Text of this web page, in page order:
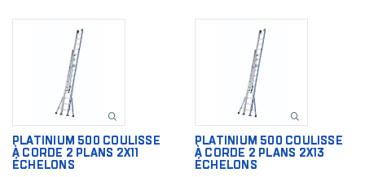
PLATINIUM 500 COULISSE
À CORDE 2 PLANS 2X11
ÉCHELONS
PLATINIUM 500 COULISSE
À CORDE 2 PLANS 2X13
ÉCHELONS